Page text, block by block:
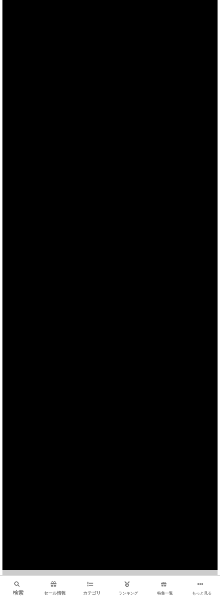
検索 セール情報 カテゴリ ランキング 特集一覧 もっと見る
検索